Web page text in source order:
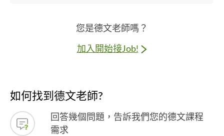
您是德文老師嗎？
加入開始接Job!
如何找到德文老師?
回答幾個問題，告訴我們您的德文課程
需求